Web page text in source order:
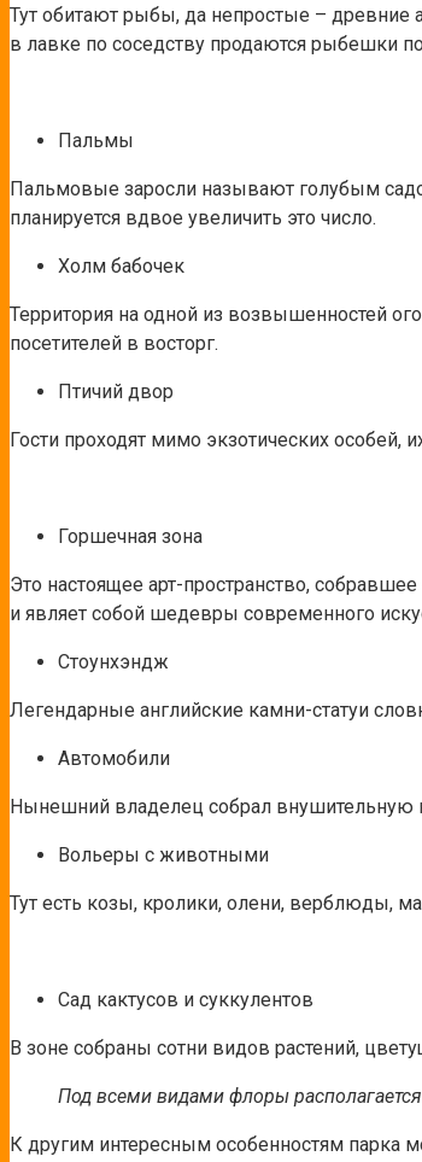
Тут обитают рыбы, да непростые –
в лавке по соседству продаются рыбешки
Пальмы
Пальмовые заросли называют голубым
планируется вдвое увеличить это число.
Холм бабочек
Территория на одной из возвышенностей
посетителей в восторг.
Птичий двор
Гости проходят мимо экзотических особей,
Горшечная зона
Это настоящее арт-пространство,
и являет собой шедевры современного
Стоунхэндж
Легендарные английские камни-статуи
Автомобили
Нынешний владелец собрал внушительную
Вольеры с животными
Тут есть козы, кролики, олени, верблюды,
Сад кактусов и суккулентов
В зоне собраны сотни видов растений,
Под всеми видами флоры располагается
К другим интересным особенностям парка